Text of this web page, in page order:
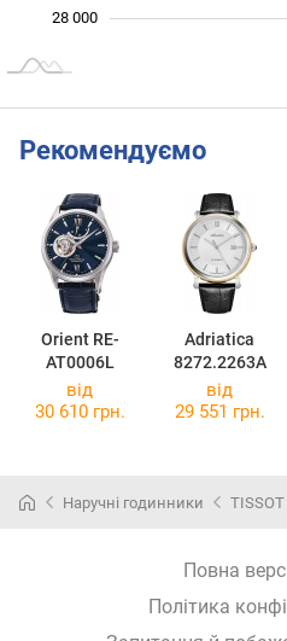
28 000
Рекомендуємо
Orient RE-
AT0006L
Adriatica
8272.2263A
від
30 610 грн.
від
29 551 грн.
Наручні годинники TISSOT
Повна
Політика